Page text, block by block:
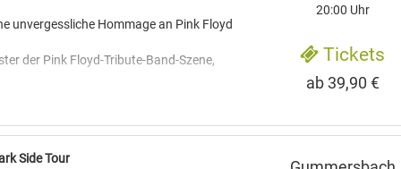
bekannt für ihre atemberaubenden
Floyd. Von "Comfortably Numb" über
haben ihre Fähigkeiten und
über Jahre hinweg verfeinert und sind
unvergessliche Hommage an Pink Floyd
der Pink Floyd-Tribute-Band-Szene,
20:00 Uhr
Tickets
ab 39,90 €
Side Tour